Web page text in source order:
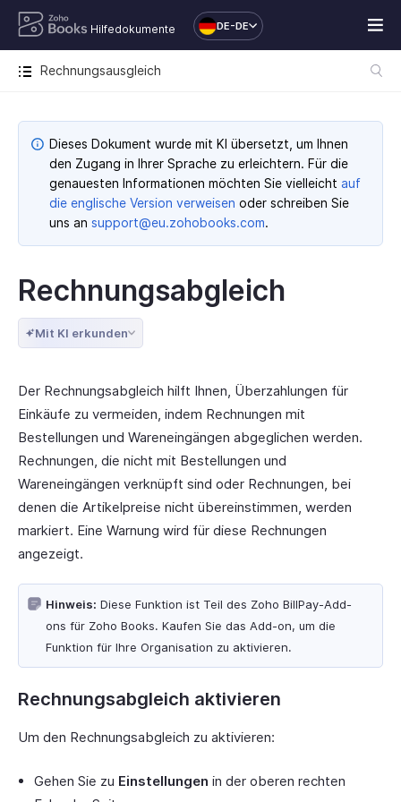
Hilfedokumente DE-DE
Rechnungsausgleich
Dieses Dokument wurde mit KI übersetzt, um Ihnen
den Zugang in Ihrer Sprache zu erleichtern. Für die
genauesten Informationen möchten Sie vielleicht auf
die englische Version verweisen oder schreiben Sie
uns an support@eu.zohobooks.com.
Rechnungsabgleich
Mit KI erkunden
Der Rechnungsabgleich hilft Ihnen, Überzahlungen für
Einkäufe zu vermeiden, indem Rechnungen mit
Bestellungen und Wareneingängen abgeglichen werden.
Rechnungen, die nicht mit Bestellungen und
Wareneingängen verknüpft sind oder Rechnungen, bei
denen die Artikelpreise nicht übereinstimmen, werden
markiert. Eine Warnung wird für diese Rechnungen
angezeigt.
Hinweis: Diese Funktion ist Teil des Zoho BillPay-Add-
ons für Zoho Books. Kaufen Sie das Add-on, um die
Funktion für Ihre Organisation zu aktivieren.
Rechnungsabgleich aktivieren
Um den Rechnungsabgleich zu aktivieren:
Gehen Sie zu Einstellungen in der oberen rechten